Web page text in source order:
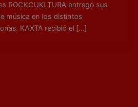
ROCKCUKLTURA entregó sus
música en los distintos
KAXTA recibió el […]